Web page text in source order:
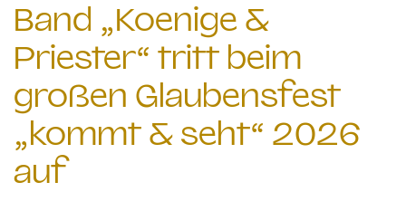
Band „Koenige &
Priester“ tritt beim
großen Glaubensfest
„kommt & seht“ 2026
auf